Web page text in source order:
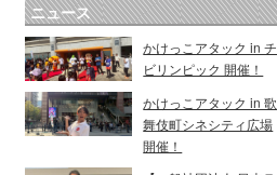
ニュース
かけっこアタック in チ
ビリンピック 開催！
かけっこアタック in 歌
舞伎町シネシティ広場
開催！